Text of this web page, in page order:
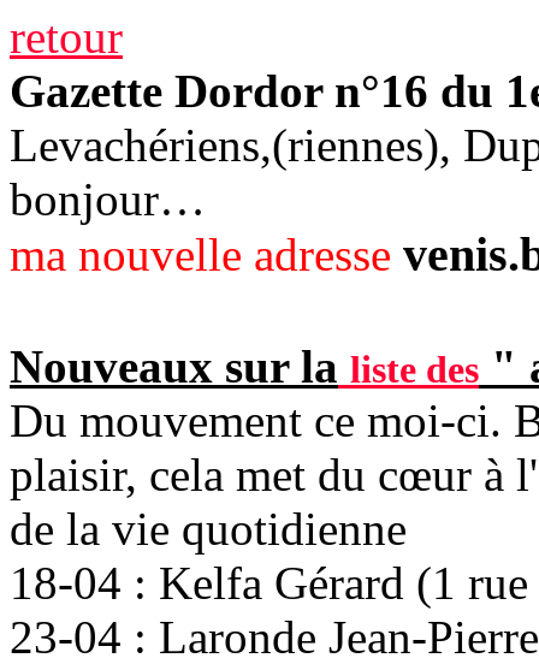
retour
Gazette Dordor n°16 du
Levachériens,(riennes),
bonjour…
ma nouvelle adresse
Nouveaux sur la liste des "
Du mouvement ce moi-ci.
plaisir, cela met du cœur à
de la vie quotidienne
18-04 : Kelfa Gérard (1
23-04 : Laronde Jean-